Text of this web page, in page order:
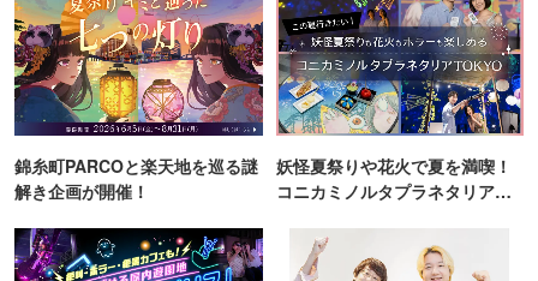
錦糸町PARCOと楽天地を巡る謎
解き企画が開催！
妖怪夏祭りや花火で夏を満喫！
コニカミノルタプラネタリア